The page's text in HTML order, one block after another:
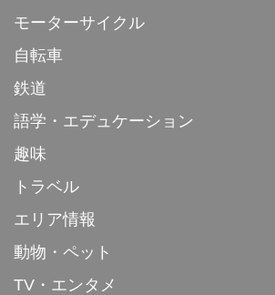
モーターサイクル
自転車
鉄道
語学・エデュケーション
趣味
トラベル
エリア情報
動物・ペット
TV・エンタメ